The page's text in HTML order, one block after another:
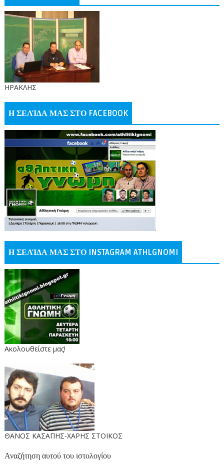
ΗΡΑΚΛΗΣ
Η ΣΕΛΊΔΑ ΜΑΣ ΣΤΟ FACEBOOK
Η ΣΕΛΊΔΑ ΜΑΣ ΣΤΟ INSTAGRAM ATHLGNOMI
Ακολουθείστε μας!
ΘΑΝΟΣ ΚΑΣΑΠΗΣ-ΧΑΡΗΣ ΣΤΟΙΚΟΣ
Αναζήτηση αυτού του ιστολογίου